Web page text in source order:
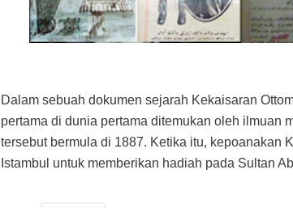
Dalam sebuah dokumen sejarah Kekaisaran
pertama di dunia pertama ditemukan oleh ilmuan
tersebut bermula di 1887. Ketika itu, kepoanakan
Istambul untuk memberikan hadiah pada Sultan